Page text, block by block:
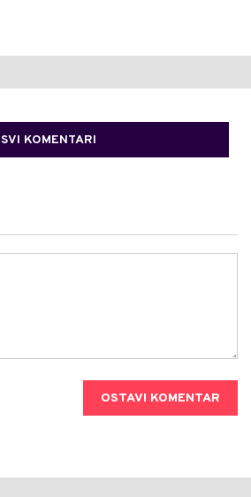
SVI KOMENTARI
OSTAVI KOMENTAR